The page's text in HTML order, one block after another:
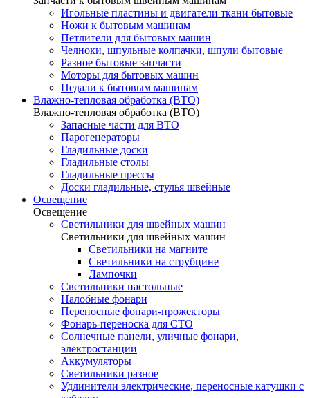
Игольные пластины и двигатели ткани бытовые
Ножи к бытовым машинам
Петлители для бытовых машин
Челноки, шпульные колпачки, шпули бытовые
Разное бытовые запчасти
Моторы для бытовых машин
Педали к бытовым машинам
Влажно-тепловая обработка (ВТО)
Влажно-тепловая обработка (ВТО)
Запасные части для ВТО
Парогенераторы
Гладильные доски
Гладильные столы
Гладильные прессы
Доски гладильные, стулья швейные
Освещение
Освещение
Светильники для швейных машин
Светильники для швейных машин
Светильники на магните
Светильники на струбцине
Лампочки
Светильники настольные
Налобные фонари
Переносные фонари-прожекторы
Фонарь-переноска для СТО
Солнечные панели, уличные фонари,
электростанции
Аккумуляторы
Светильники разное
Удлинители электрические, переносные катушки с